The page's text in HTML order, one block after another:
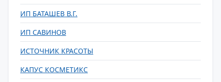
ИП БАТАШЕВ В.Г.
ИП САВИНОВ
ИСТОЧНИК КРАСОТЫ
КАПУС КОСМЕТИКС